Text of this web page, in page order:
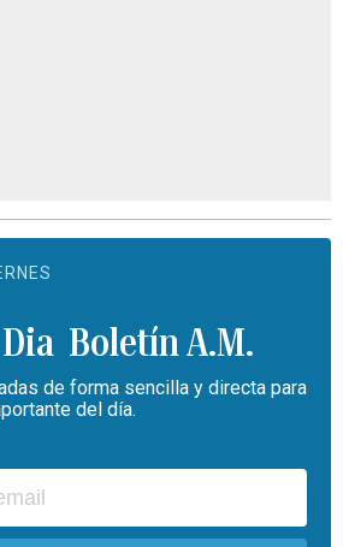
Boletín A.M.
de forma sencilla y directa para
del día.